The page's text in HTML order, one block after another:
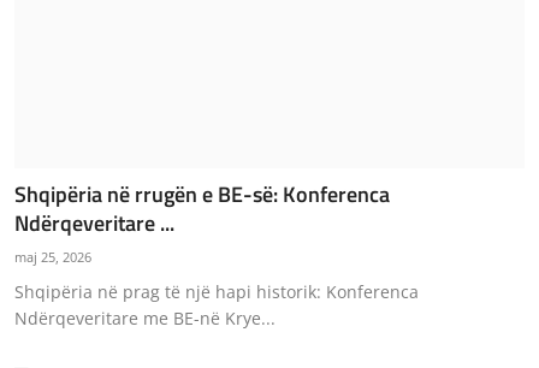
Shqipëria në rrugën e BE-së: Konferenca
Ndërqeveritare ...
maj 25, 2026
Shqipëria në prag të një hapi historik: Konferenca
Ndërqeveritare me BE-në Krye...